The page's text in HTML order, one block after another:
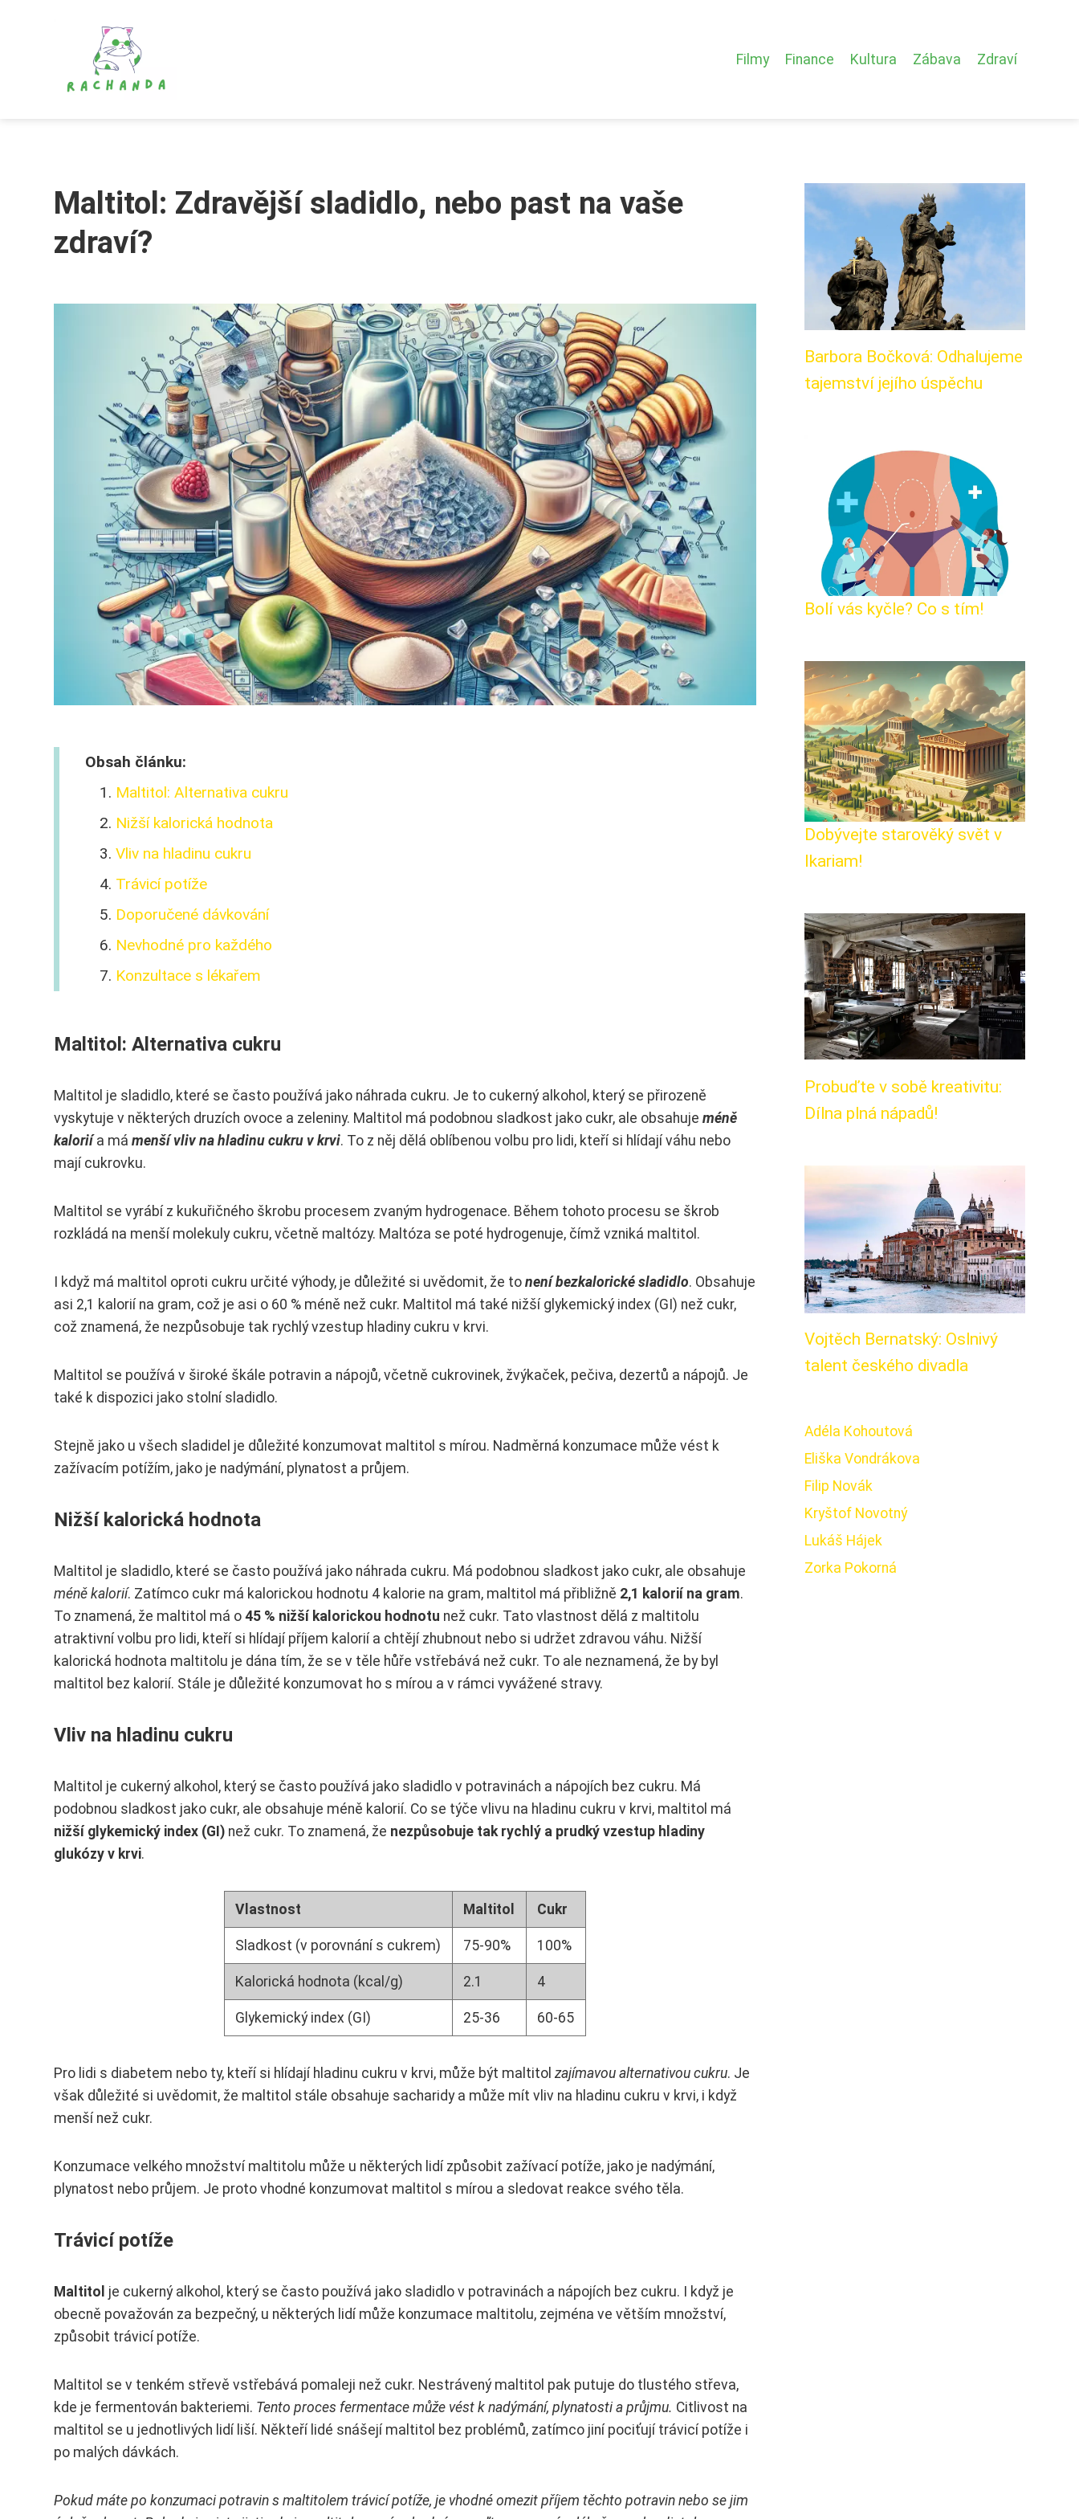
Filmy Finance Kultura Zábava Zdraví
Maltitol: Zdravější sladidlo, nebo past na vaše
zdraví?
Obsah článku:
Maltitol: Alternativa cukru
Nižší kalorická hodnota
Vliv na hladinu cukru
Trávicí potíže
Doporučené dávkování
Nevhodné pro každého
Konzultace s lékařem
Maltitol: Alternativa cukru
Maltitol je sladidlo, které se často používá jako náhrada cukru. Je to cukerný alkohol, který se přirozeně
vyskytuje v některých druzích ovoce a zeleniny. Maltitol má podobnou sladkost jako cukr, ale obsahuje méně
kaloriía má menší vliv na hladinu cukru v krvi. To z něj dělá oblíbenou volbu pro lidi, kteří si hlídají váhu nebo
mají cukrovku.
Maltitol se vyrábí z kukuřičného škrobu procesem zvaným hydrogenace. Během tohoto procesu se škrob
rozkládá na menší molekuly cukru, včetně maltózy. Maltóza se poté hydrogenuje, čímž vzniká maltitol.
I když má maltitol oproti cukru určité výhody, je důležité si uvědomit, že to není bezkalorické sladidlo. Obsahuje
asi 2,1 kalorií na gram, což je asi o 60 % méně než cukr. Maltitol má také nižší glykemický index (GI) než cukr,
což znamená, že nezpůsobuje tak rychlý vzestup hladiny cukru v krvi.
Maltitol se používá v široké škále potravin a nápojů, včetně cukrovinek, žvýkaček, pečiva, dezertů a nápojů. Je
také k dispozici jako stolní sladidlo.
Stejně jako u všech sladidel je důležité konzumovat maltitol s mírou. Nadměrná konzumace může vést k
zažívacím potížím, jako je nadýmání, plynatost a průjem.
Nižší kalorická hodnota
Maltitol je sladidlo, které se často používá jako náhrada cukru. Má podobnou sladkost jako cukr, ale obsahuje
méně kalorií. Zatímco cukr má kalorickou hodnotu 4 kalorie na gram, maltitol má přibližně 2,1 kalorií na gram.
To znamená, že maltitol má o 45 % nižší kalorickou hodnotu než cukr. Tato vlastnost dělá z maltitolu
atraktivní volbu pro lidi, kteří si hlídají příjem kalorií a chtějí zhubnout nebo si udržet zdravou váhu. Nižší
kalorická hodnota maltitolu je dána tím, že se v těle hůře vstřebává než cukr. To ale neznamená, že by byl
maltitol bez kalorií. Stále je důležité konzumovat ho s mírou a v rámci vyvážené stravy.
Vliv na hladinu cukru
Maltitol je cukerný alkohol, který se často používá jako sladidlo v potravinách a nápojích bez cukru. Má
podobnou sladkost jako cukr, ale obsahuje méně kalorií. Co se týče vlivu na hladinu cukru v krvi, maltitol má
nižší glykemický index (GI) než cukr. To znamená, že nezpůsobuje tak rychlý a prudký vzestup hladiny
glukózy v krvi.
Vlastnost Maltitol Cukr
Sladkost (v porovnání s cukrem) 75-90% 100%
Kalorická hodnota (kcal/g) 2.1 4
Glykemický index (GI) 25-36 60-65
Pro lidi s diabetem nebo ty, kteří si hlídají hladinu cukru v krvi, může být maltitol zajímavou alternativou cukru. Je
však důležité si uvědomit, že maltitol stále obsahuje sacharidy a může mít vliv na hladinu cukru v krvi, i když
menší než cukr.
Konzumace velkého množství maltitolu může u některých lidí způsobit zažívací potíže, jako je nadýmání,
plynatost nebo průjem. Je proto vhodné konzumovat maltitol s mírou a sledovat reakce svého těla.
Trávicí potíže
Maltitol je cukerný alkohol, který se často používá jako sladidlo v potravinách a nápojích bez cukru. I když je
obecně považován za bezpečný, u některých lidí může konzumace maltitolu, zejména ve větším množství,
způsobit trávicí potíže.
Maltitol se v tenkém střevě vstřebává pomaleji než cukr. Nestrávený maltitol pak putuje do tlustého střeva,
kde je fermentován bakteriemi. Tento proces fermentace může vést k nadýmání, plynatosti a průjmu. Citlivost na
maltitol se u jednotlivých lidí liší. Někteří lidé snášejí maltitol bez problémů, zatímco jiní pociťují trávicí potíže i
po malých dávkách.
Pokud máte po konzumaci potravin s maltitolem trávicí potíže, je vhodné omezit příjem těchto potravin nebo se jim
Barbora Bočková: Odhalujeme
tajemství jejího úspěchu
Bolí vás kyčle? Co s tím!
Dobývejte starověký svět v
Ikariam!
Probuďte v sobě kreativitu:
Dílna plná nápadů!
Vojtěch Bernatský: Oslnivý
talent českého divadla
Adéla Kohoutová
Eliška Vondrákova
Filip Novák
Kryštof Novotný
Lukáš Hájek
Zorka Pokorná